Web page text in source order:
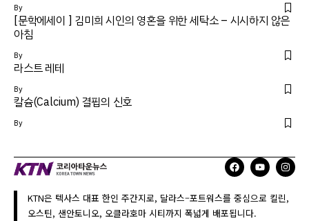
By
[문학에세이 ] 김미희 시인의 영혼을 위한 세탁소 – 시시하지 않은
아침
By
라스트 레테
By
칼슘(Calcium) 결핍의 신호
By
KTN은 텍사스 대표 한인 주간지로, 달라스–포트워스를 중심으로 킬린,
오스틴, 샌안토니오, 오클라호마 시티까지 폭넓게 배포됩니다.